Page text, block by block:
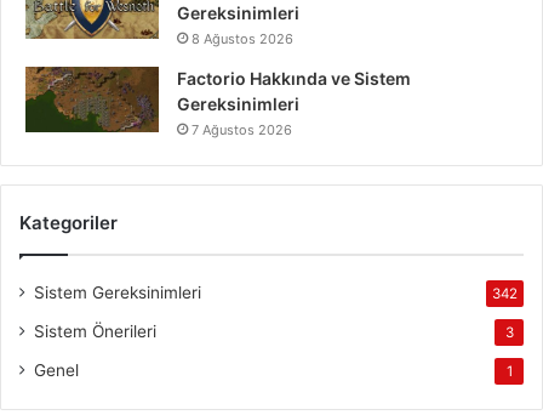
Gereksinimleri
8 Ağustos 2026
Factorio Hakkında ve Sistem
Gereksinimleri
7 Ağustos 2026
Kategoriler
Sistem Gereksinimleri 342
Sistem Önerileri 3
Genel 1